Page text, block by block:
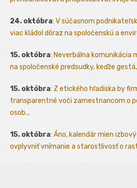
24. októbra: V súčasnom
viac kládol dôraz na spoločenskú a
15. októbra: Neverbálna komunikácia
na spoločenské predsudky, keďže
15. októbra: Z etického hľadiska by
transparentné voči zamestnancom o
osob...
15. októbra: Áno, kalendár mien
ovplyvniť vnímanie a starostlivosť o